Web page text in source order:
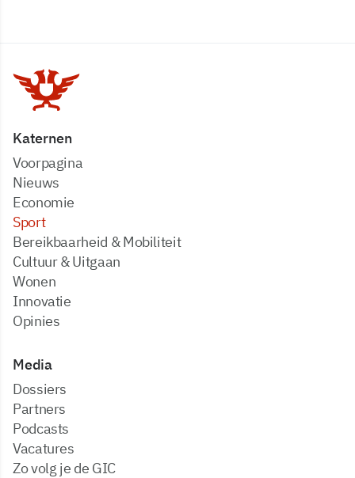
Katernen
Voorpagina
Nieuws
Economie
Sport
Bereikbaarheid & Mobiliteit
Cultuur & Uitgaan
Wonen
Innovatie
Opinies
Media
dossiers
partners
podcasts
vacatures
zo volg je de GIC